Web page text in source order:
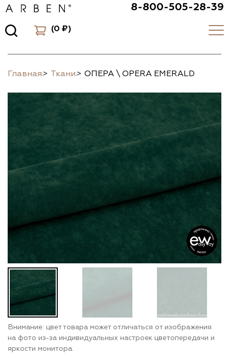
8-800-505-28-39
(0 ₽)
Главная> Ткани> ОПЕРА \ OPERA EMERALD
Внимание: цвет товара может отличаться от изображения
на фото из-за индивидуальных настроек цветопередачи и
яркости монитора.